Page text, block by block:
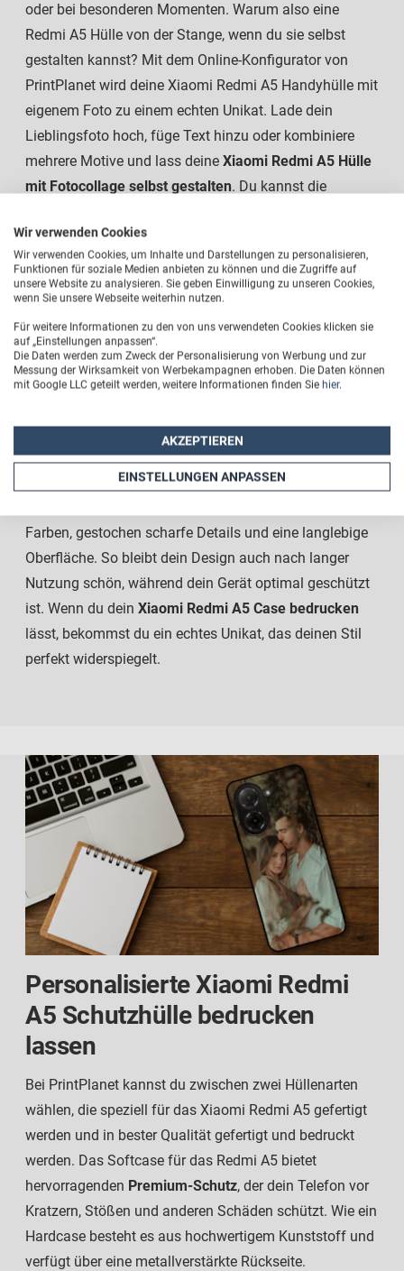
oder bei besonderen Momenten. Warum also eine
Redmi A5 Hülle von der Stange, wenn du sie selbst
gestalten kannst? Mit dem Online-Konfigurator von
PrintPlanet wird deine Xiaomi Redmi A5 Handyhülle mit
eigenem Foto zu einem echten Unikat. Lade dein
Lieblingsfoto hoch, füge Text hinzu oder kombiniere
mehrere Motive und lass deine Xiaomi Redmi A5 Hülle
mit Fotocollage selbst gestalten. Du kannst die
dein Ergebnis sofort in der Produkt-Vorschau. Zudem
stehen dir für dieXiaomi Handyhüllenatürlich auch
zahlreiche kreative Layoutvorlagen zur Auswahl, mit
Namen oder eigenem Text personalisieren kannst.
So entsteht in wenigen Minuten deineXiaomi Redmi A5
sondern dich auch überall begleitet. Ob Urlaubsbilder,
Haustiere, Freunde, Familie, Zitate oder ein
Namensmotiv – du entscheidest, was auf deine Hülle
Farben, gestochen scharfe Details und eine langlebige
Oberfläche. So bleibt dein Design auch nach langer
Nutzung schön, während dein Gerät optimal geschützt
ist. Wenn du dein Xiaomi Redmi A5 Case bedrucken
lässt, bekommst du ein echtes Unikat, das deinen Stil
perfekt widerspiegelt.
Personalisierte Xiaomi Redmi
A5 Schutzhülle bedrucken
lassen
Bei PrintPlanet kannst du zwischen zwei Hüllenarten
wählen, die speziell für das Xiaomi Redmi A5 gefertigt
werden und in bester Qualität gefertigt und bedruckt
werden. Das Softcase für das Redmi A5 bietet
hervorragenden Premium-Schutz, der dein Telefon vor
Kratzern, Stößen und anderen Schäden schützt. Wie ein
Hardcase besteht es aus hochwertigem Kunststoff und
verfügt über eine metallverstärkte Rückseite.
Wir verwenden Cookies
Wir verwenden Cookies, um Inhalte und Darstellungen zu personalisieren,
Funktionen für soziale Medien anbieten zu können und die Zugriffe auf
unsere Website zu analysieren. Sie geben Einwilligung zu unseren Cookies,
wenn Sie unsere Webseite weiterhin nutzen.
Für weitere Informationen zu den von uns verwendeten Cookies klicken sie
auf „Einstellungen anpassen“.
Die Daten werden zum Zweck der Personalisierung von Werbung und zur
Messung der Wirksamkeit von Werbekampagnen erhoben. Die Daten können
mit Google LLC geteilt werden, weitere Informationen finden Sie hier.
AKZEPTIEREN
EINSTELLUNGEN ANPASSEN